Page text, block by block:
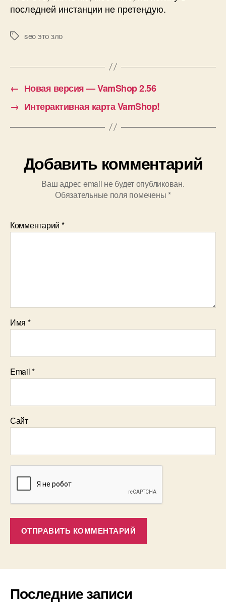
последней инстанции не претендую.
Меткиseo это зло
← Новая версия — VamShop 2.56
→ Интерактивная карта VamShop!
Добавить комментарий
Ваш адрес email не будет опубликован.
Обязательные поля помечены *
Комментарий *
Имя *
Email*
Сайт
Последние записи